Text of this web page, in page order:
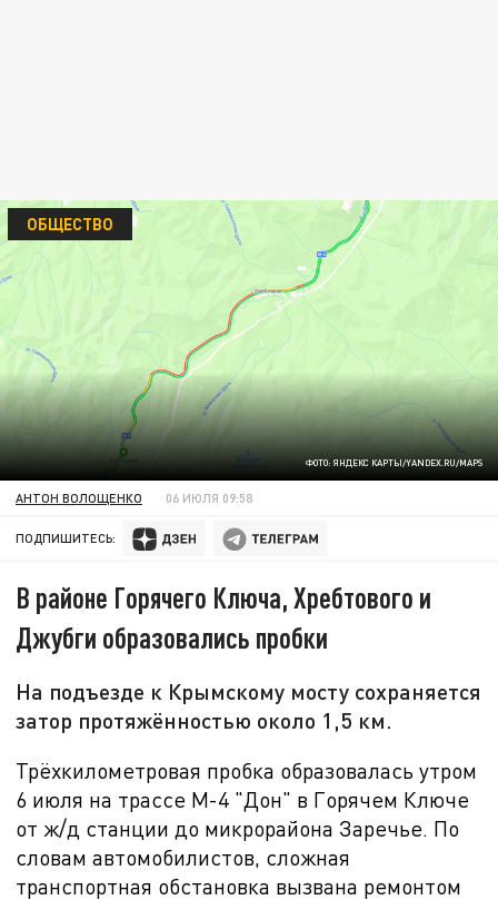
ФОТО: ЯНДЕКС КАРТЫ/YANDEX.RU/MAPS
ОБЩЕСТВО
АНТОН ВОЛОЩЕНКО 06 ИЮЛЯ 09:58
ПОДПИШИТЕСЬ:
В районе Горячего Ключа, Хребтового и
Джубги образовались пробки
На подъезде к Крымскому мосту сохраняется
затор протяжённостью около 1,5 км.
Трёхкилометровая пробка образовалась утром
6 июля на трассе М-4 "Дон" в Горячем Ключе
от ж/д станции до микрорайона Заречье. По
словам автомобилистов, сложная
транспортная обстановка вызвана ремонтом